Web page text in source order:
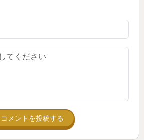
コメントを投稿する